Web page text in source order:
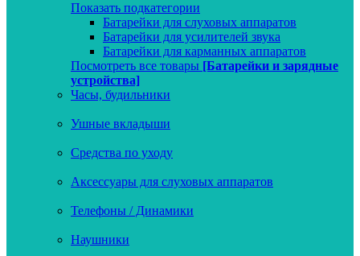
Показать подкатегории
Батарейки для слуховых аппаратов
Батарейки для усилителей звука
Батарейки для карманных аппаратов
Посмотреть все товары [Батарейки и зарядные
устройства]
Часы, будильники
Ушные вкладыши
Средства по уходу
Аксессуары для слуховых аппаратов
Телефоны / Динамики
Наушники